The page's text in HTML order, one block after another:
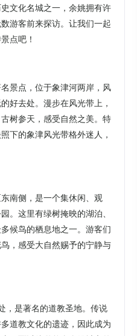
文化名城之一，余姚拥有许
游客前来探访。让我们一起
点吧！
景点，位于象津河两岸，风
好去处。漫步在风光带上，
树参天，感受自然之美。特
下的象津风光带格外迷人，
南侧，是一个集休闲、观
。这里有绿树掩映的湖泊、
候鸟的栖息地之一。游客们
，感受大自然赐予的宁静与
，是著名的道教圣地。传说
道教文化的遗迹，因此成为